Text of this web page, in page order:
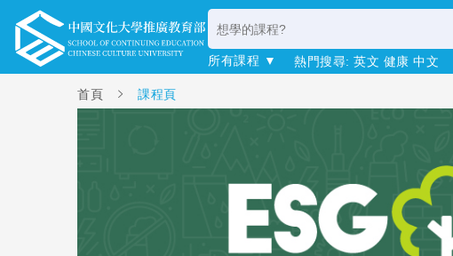
所有課程 ▼ 熱門搜尋: 英文 健康 中文
首頁 課程頁